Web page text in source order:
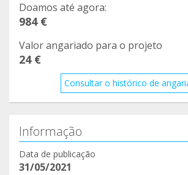
Doamos até agora:
984 €
Valor angariado para o projeto
24 €
Consultar o histórico de
Informação
Data de publicação
31/05/2021